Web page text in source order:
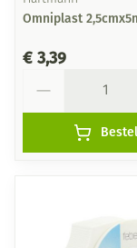
Omniplast
€ 3,39
Bestel